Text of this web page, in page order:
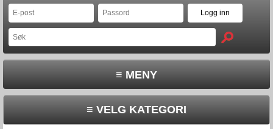
≡ MENY
≡ VELG KATEGORI